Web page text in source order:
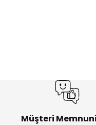
Müşteri